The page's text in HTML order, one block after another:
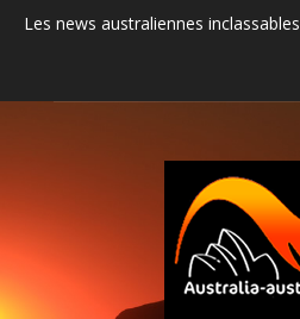
Les news australiennes inclassables